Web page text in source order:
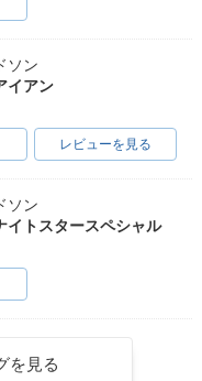
ソン
イアン
レビューを見る
ソン
トスタースペシャル
を見る